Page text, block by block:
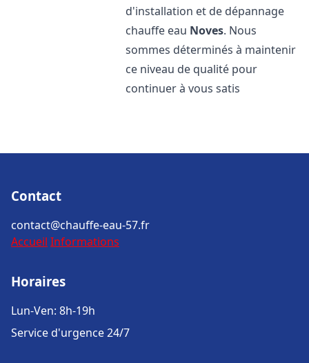
d'installation et de dépannage
chauffe eau Noves. Nous
sommes déterminés à maintenir
ce niveau de qualité pour
continuer à vous satis
Contact
contact@chauffe-eau-57.fr
Accueil Informations
Horaires
Lun-Ven: 8h-19h
Service d'urgence 24/7